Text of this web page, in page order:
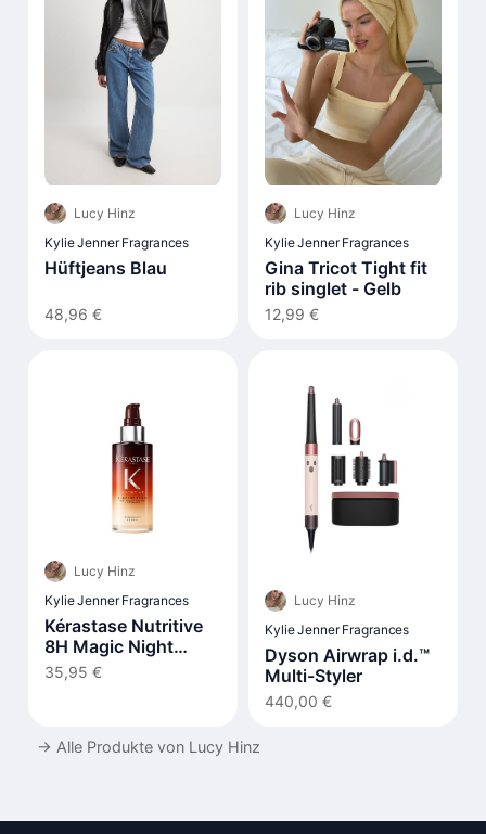
Lucy Hinz
Kylie Jenner Fragrances
Hüftjeans Blau
48,96 €
Lucy Hinz
Kylie Jenner Fragrances
Gina Tricot Tight fit
rib singlet - Gelb
12,99 €
Lucy Hinz
Kylie Jenner Fragrances
Kérastase Nutritive
8H Magic Night
Serum
35,95 €
Lucy Hinz
Kylie Jenner Fragrances
Dyson Airwrap i.d.™
Multi-Styler
440,00 €
→ Alle Produkte von Lucy Hinz